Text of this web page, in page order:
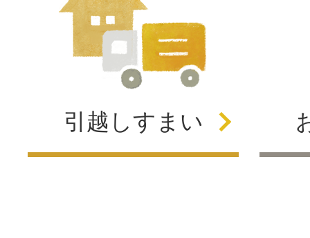
引越しすまい